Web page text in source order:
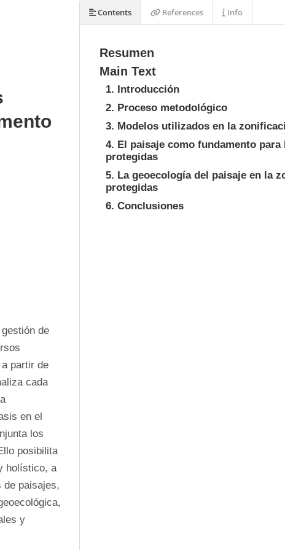
de
partir de
cada
en el
los
posibilita
holístico, a
de paisajes,
y
Resumen
Main Text
1. Introducción
2. Proceso metodológico
3. Modelos utilizados en la
4. El paisaje como fundamento
protegidas
5. La geoecología del paisaje en la
protegidas
6. Conclusiones
Contents References Info